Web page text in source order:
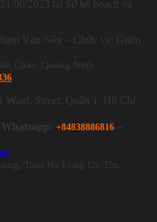
06/2023 tại Sở kế hoạch và
Văn Nên – Chức vụ: Giám
Cháy, Quảng Ninh
Ward, Street, Quận 1, Hồ Chí
+84838886816
Tour Hạ Long Uy Tín,